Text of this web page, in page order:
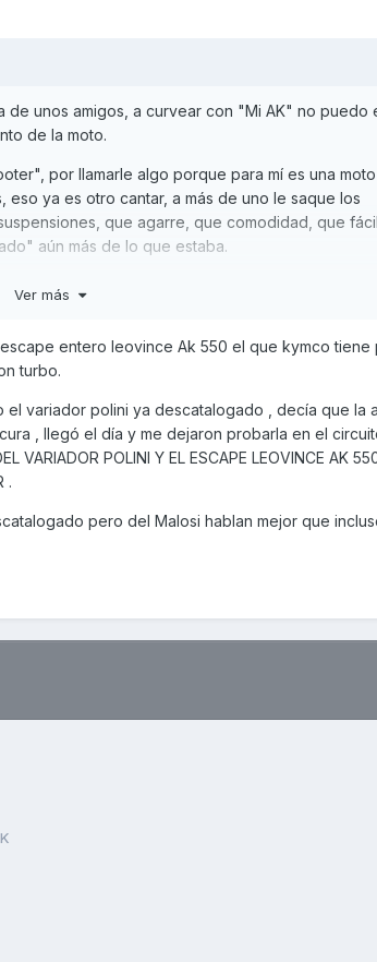
unos amigos, a curvear con "Mi AK" no puedo
de la moto.
por llamarle algo porque para mí es una moto
ya es otro cantar, a más de uno le saque los
que agarre, que comodidad, que
aún más de lo que estaba.
entre ellas varias R, la última una Z1000SX del
sobra y me basta. En un futuro no muy lejano le
por mejor comportamiento y no me quiero
Ver más
entero leovince Ak 550 el que kymco tiene
turbo.
variador polini ya descatalogado , decía que la
, llegó el día y me dejaron probarla en el
VARIADOR POLINI Y EL ESCAPE LEOVINCE AK
.
pero del Malosi hablan mejor que